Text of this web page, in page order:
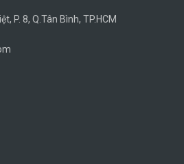
P. 8, Q.Tân Bình, TP.HCM